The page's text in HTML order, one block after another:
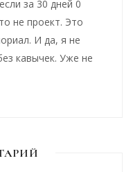
за 30 дней 0
не проект. Это
И да, я не
кавычек. Уже не